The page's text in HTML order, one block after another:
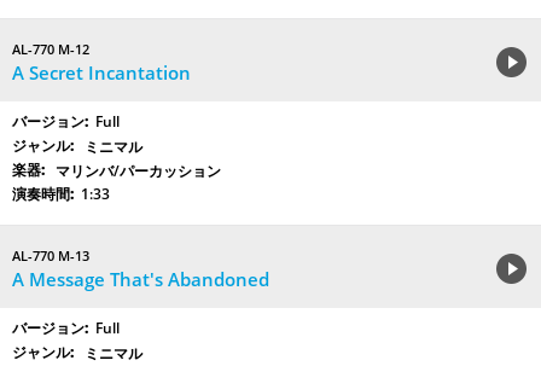
AL-770 M-12
A Secret Incantation
Full
ミニマル
マリンバ/パーカッション
1:33
AL-770 M-13
A Message That's Abandoned
Full
ミニマル